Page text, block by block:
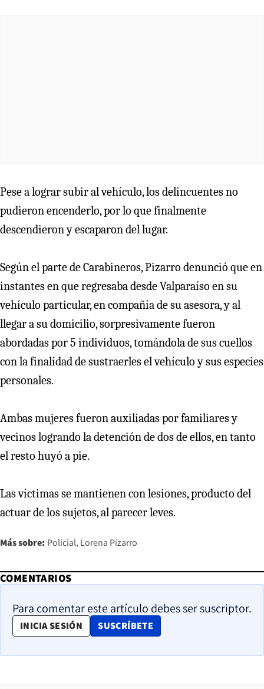
Pese a lograr subir al vehículo, los delincuentes no
pudieron encenderlo, por lo que finalmente
descendieron y escaparon del lugar.
Según el parte de Carabineros, Pizarro denunció que en
instantes en que regresaba desde Valparaíso en su
vehículo particular, en compañía de su asesora, y al
llegar a su domicilio, sorpresivamente fueron
abordadas por 5 individuos, tomándola de sus cuellos
con la finalidad de sustraerles el vehículo y sus especies
personales.
Ambas mujeres fueron auxiliadas por familiares y
vecinos logrando la detención de dos de ellos, en tanto
el resto huyó a pie.
Las víctimas se mantienen con lesiones, producto del
actuar de los sujetos, al parecer leves.
Más sobre: Policial Lorena Pizarro
COMENTARIOS
Para comentar este artículo debes ser suscriptor.
INICIA SESIÓN SUSCRÍBETE
OPENS IN NEW WINDOW